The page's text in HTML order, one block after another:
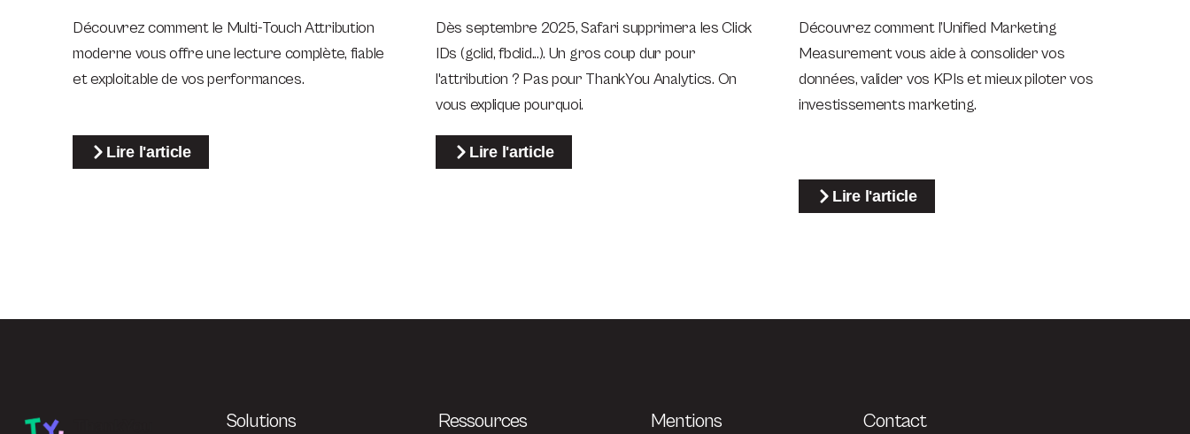
Découvrez comment le Multi-Touch Attribution
moderne vous offre une lecture complète, fiable
et exploitable de vos performances.
Lire l'article
Dès septembre 2025, Safari supprimera les Click
IDs (gclid, fbclid...). Un gros coup dur pour
l'attribution ? Pas pour ThankYou Analytics. On
vous explique pourquoi.
Lire l'article
Découvrez comment l’Unified Marketing
Measurement vous aide à consolider vos
données, valider vos KPIs et mieux piloter vos
investissements marketing.
Lire l'article
Solutions Ressources Mentions Contact